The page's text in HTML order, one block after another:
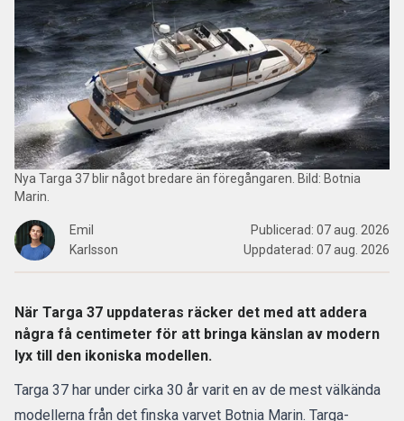
Nya Targa 37 blir något bredare än föregångaren. Bild: Botnia
Marin.
Emil
Karlsson
Publicerad: 07 aug. 2026
Uppdaterad: 07 aug. 2026
När Targa 37 uppdateras räcker det med att addera
några få centimeter för att bringa känslan av modern
lyx till den ikoniska modellen.
Targa 37 har under cirka 30 år varit en av de mest välkända
modellerna från det finska varvet Botnia Marin. Targa-